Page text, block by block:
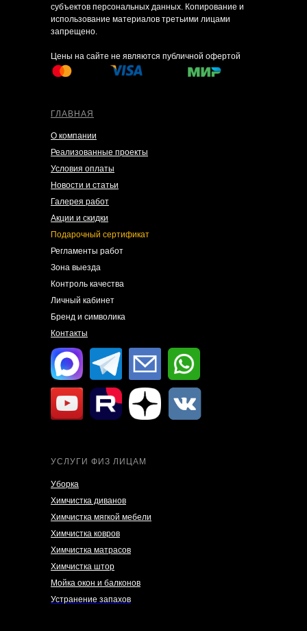
ГЛАВНАЯ
О компании
Реализованные проекты
Условия оплаты
Новости и статьи
Галерея работ
Акции и скидки
Подарочный сертификат
Регламенты работ
Зона выезда
Контроль качества
Личный кабинет
Бренд и символика
Контакты
УСЛУГИ ФИЗ ЛИЦАМ
Уборка
Химчистка диванов
Химчистка мягкой мебели
Химчистка ковров
Химчистка матрасов
Химчистка штор
Мойка окон и балконов
Устранение запахов
субъектов персональных данных. Копирование и
использование материалов третьими лицами
запрещено.
Цены на сайте не являются публичной офертой